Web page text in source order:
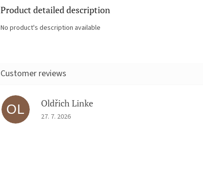
Product detailed description
No product's description available
OL Oldřich Linke
The store rating is 5 out of 5 stars.
27. 7. 2026